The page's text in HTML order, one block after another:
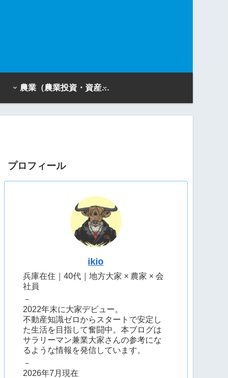
農業（農業投資・資産活用）
プロフィール
ikio
兵庫在住｜40代｜地方大家 × 農家 × 会
社員
－
2022年末に大家デビュー。
不動産知識ゼロからスタートで安定し
た生活を目指して奮闘中。本ブログは
サラリーマン兼業大家さんの参考にな
るような情報を発信しています。
－
2026年7月現在